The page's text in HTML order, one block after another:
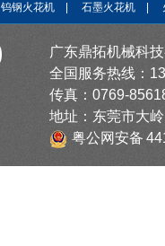
钨钢火花机 石墨火花机
广东鼎拓机械科
全国服务热线：
传真：0769-
地址：东莞市大
粤公网安备